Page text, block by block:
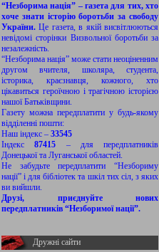
“Незборима нація” – газета для тих, хто
хоче знати історію боротьби за свободу
України.Це газета, в якій висвітлюються
невідомі сторінки Визвольної боротьби за
незалежність.
“Незборима нація” може стати неоціненним
другом вчителя, школяра, студента,
історика, краєзнавця, кожного, хто
цікавиться героїчною і трагічною історією
нашої Батьківщини.
Газету можна передплатити у будь-якому
відділенні пошти:
Наш індекс – 33545
Індекс87415 – для передплатників
Донецької та Луганської областей.
Не забудьте передплатити “Незбориму
нації” і для бібліотек та шкіл тих сіл, з яких
ви вийшли.
Друзі, приєднуйте нових
передплатників “Незборимої нації”.
Дружні сайти